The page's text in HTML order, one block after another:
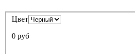
Цвет
0 руб